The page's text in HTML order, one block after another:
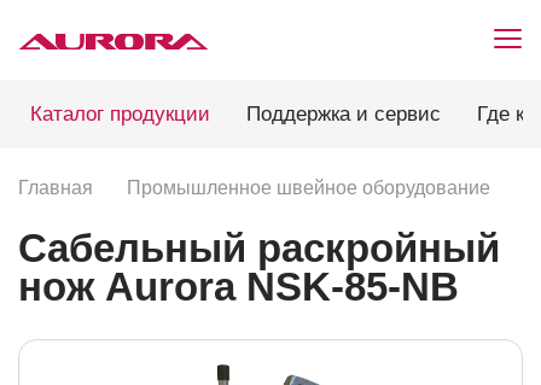
Каталог продукции Поддержка и сервис Где
Главная Промышленное швейное оборудование
Сабельный раскройный
нож Aurora NSK-85-NB